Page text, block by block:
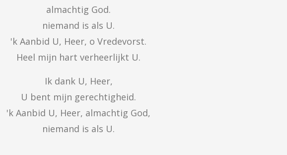
almachtig God.
niemand is als U.
'k Aanbid U, Heer, o Vredevorst.
Heel mijn hart verheerlijkt U.
Ik dank U, Heer,
U bent mijn gerechtigheid.
'k Aanbid U, Heer, almachtig God,
niemand is als U.